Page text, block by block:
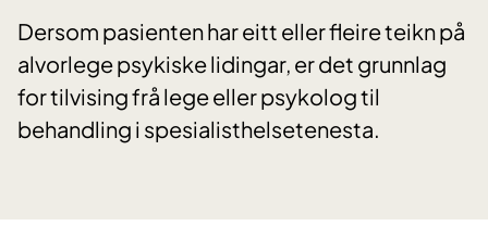
Dersom pasienten har eitt eller fleire teikn på
alvorlege psykiske lidingar, er det grunnlag
for tilvising frå lege eller psykolog til
behandling i spesialisthelsetenesta.